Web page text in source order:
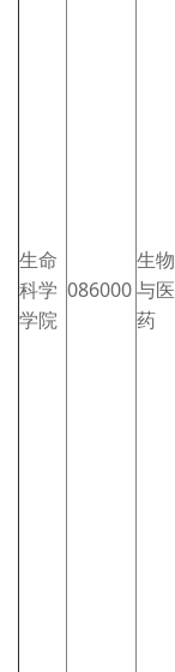
生命
科学
学院
086000
生物
与医
药